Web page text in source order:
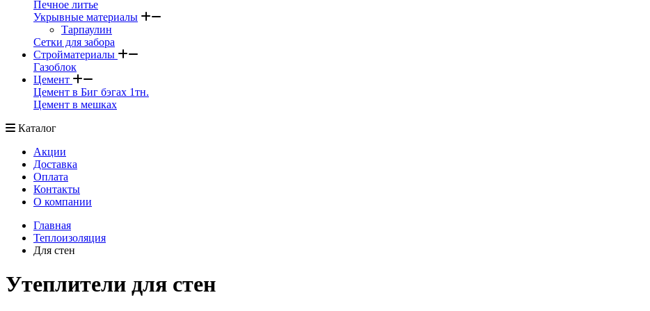
Печное литье
Укрывные материалы
Тарпаулин
Сетки для забора
Стройматериалы
Газоблок
Цемент
Цемент в Биг бэгах 1тн.
Цемент в мешках
Каталог
Акции
Доставка
Оплата
Контакты
О компании
Главная
Теплоизоляция
Для стен
Утеплители для стен